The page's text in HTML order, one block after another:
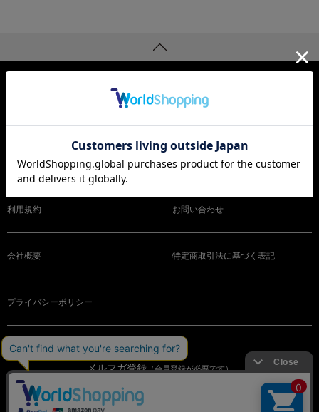
ショッピングガイド よくある質問
利用規約 お問い合わせ
会社概要 特定商取引法に基づく表記
プライバシーポリシー
メルマガ登録（会員登録が必要です）
OFFICIAL SNS